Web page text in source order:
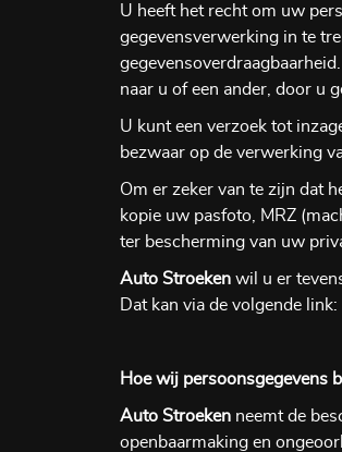
U heeft het recht om uw
gegevensverwerking in te
naar u of een ander, door u
U kunt een verzoek tot
bezwaar op de verwerking
Om er zeker van te zijn dat
kopie uw pasfoto, MRZ
ter bescherming van uw
Auto Stroekenwil u er
Dat kan via de volgende
Hoe wij persoonsgegevens
Auto Stroekenneemt de
openbaarmaking en